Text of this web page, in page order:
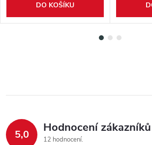
DO KOŠÍKU
5,0 Hodnocení zákazníků
12 hodnocení